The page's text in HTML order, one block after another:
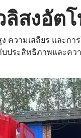
ลิสงอัต
วามเสถียร และก
ระสิทธิภาพและค